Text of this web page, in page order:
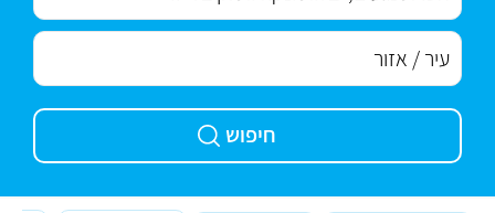
חיפוש